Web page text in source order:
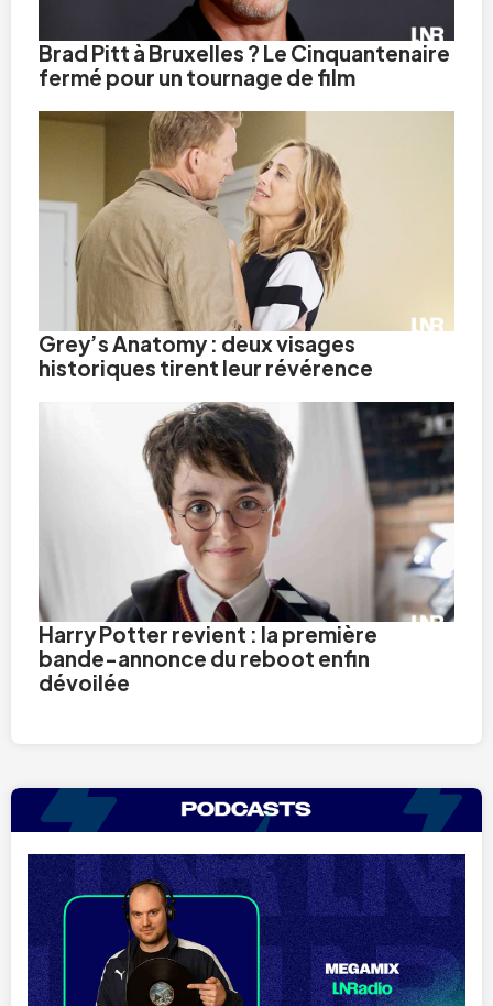
Brad Pitt à Bruxelles ? Le Cinquantenaire
fermé pour un tournage de film
Grey’s Anatomy : deux visages
historiques tirent leur révérence
Harry Potter revient : la première
bande-annonce du reboot enfin
dévoilée